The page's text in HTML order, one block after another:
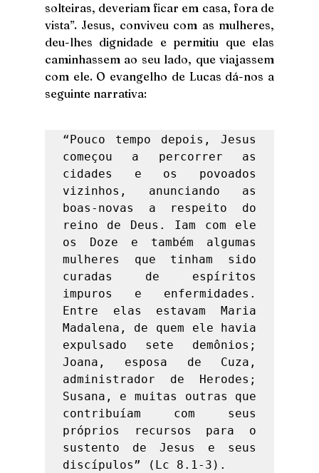
solteiras, deveriam ficar em casa, fora de
vista”. Jesus, conviveu com as mulheres,
deu-lhes dignidade e permitiu que elas
caminhassem ao seu lado, que viajassem
com ele. O evangelho de Lucas dá-nos a
seguinte narrativa:
“Pouco tempo depois, Jesus
começou a percorrer as
cidades e os povoados
vizinhos, anunciando as
boas-novas a respeito do
reino de Deus. Iam com ele
os Doze e também algumas
mulheres que tinham sido
curadas de espíritos
impuros e enfermidades.
Entre elas estavam Maria
Madalena, de quem ele havia
expulsado sete demônios;
Joana, esposa de Cuza,
administrador de Herodes;
Susana, e muitas outras que
contribuíam com seus
próprios recursos para o
sustento de Jesus e seus
discípulos” (Lc 8.1-3).